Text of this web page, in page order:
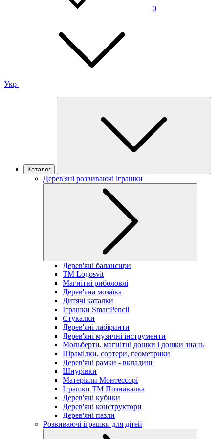
0
Укр
Каталог
Дерев'яні розвиваючі іграшки
Дерев'яні балансири
TM Logosvit
Магнітні риболовлі
Дерев'яна мозаїка
Дитячі каталки
Іграшки SmartPencil
Стукалки
Дерев'яні лабіринти
Дерев'яні музичні інструменти
Мольберти, магнітні дошки і дошки знань
Пірамідки, сортери, геометрики
Дерев'яні рамки - вкладиші
Шнурівки
Матеріали Монтессорі
Іграшки ТМ Познавалка
Дерев'яні кубики
Дерев'яні конструктори
Дерев'яні пазли
Розвиваючі іграшки для дітей